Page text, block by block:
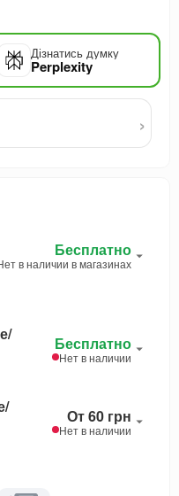
Дізнатись думку
Perplexity
›
Бесплатно
в наличии в магазинах
Бесплатно
Нет в наличии
От 60 грн
Нет в наличии